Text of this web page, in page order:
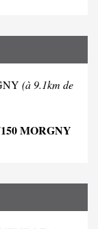
(à 9.1km de
MORGNY